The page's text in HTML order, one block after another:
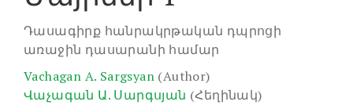
Դասագիրք հանրակրթական դպրոցի
առաջին դասարանի համար
Vachagan A. Sargsyan (Author)
Վաչագան Ա. Սարգսյան (Հեղինակ)